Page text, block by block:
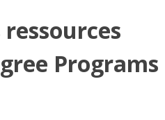
Programs